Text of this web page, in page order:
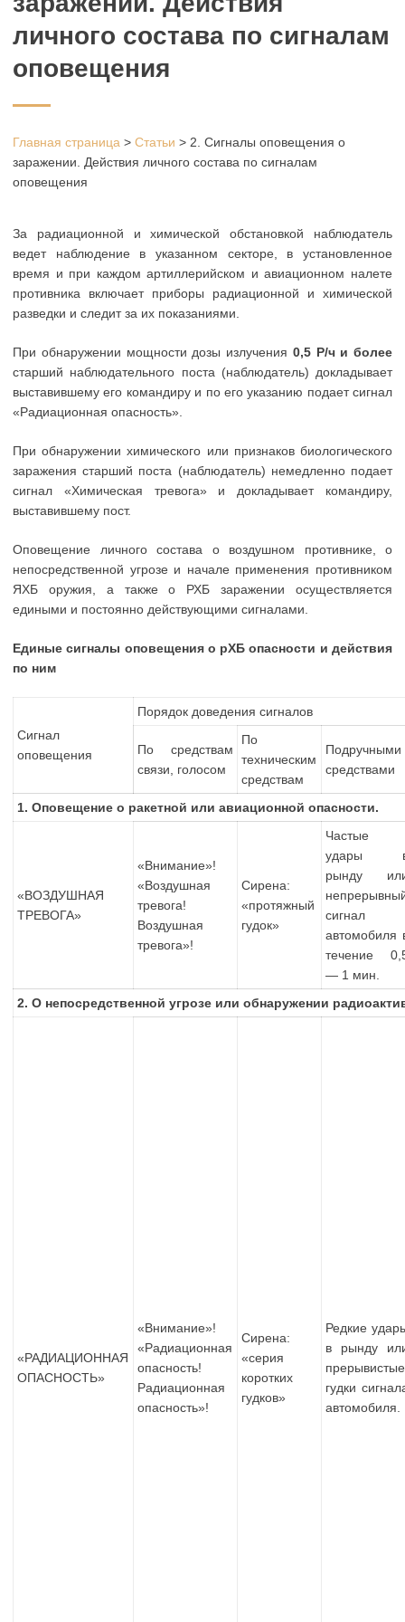
личного состава по сигналам
оповещения
Главная страница > Статьи > 2. Сигналы оповещения о
заражении. Действия личного состава по сигналам
оповещения
За радиационной и химической обстановкой наблюдатель
ведет наблюдение в указанном секторе, в установленное
время и при каждом артиллерийском и авиационном налете
противника включает приборы радиационной и химической
разведки и следит за их показаниями.
При обнаружении мощности дозы излучения 0,5 Р/ч и более
старший наблюдательного поста (наблюдатель) докладывает
выставившему его командиру и по его указанию подает сигнал
«Радиационная опасность».
При обнаружении химического или признаков биологического
заражения старший поста (наблюдатель) немедленно подает
сигнал «Химическая тревога» и докладывает командиру,
выставившему пост.
Оповещение личного состава о воздушном противнике, о
непосредственной угрозе и начале применения противником
ЯХБ оружия, а также о РХБ заражении осуществляется
едиными и постоянно действующими сигналами.
Единые сигналы оповещения о рХБ опасности и действия
по ним
Сигнал
оповещения
Порядок доведения сигналов
По средствам
связи, голосом
По
техническим
средствам
Подручными
средствами
1. Оповещение о ракетной или авиационной опасности.
«ВОЗДУШНАЯ
ТРЕВОГА»
«Внимание»!
«Воздушная
тревога!
Воздушная
тревога»!
Сирена:
«протяжный
гудок»
Частые
удары
рынду
сигнал
автомобиля
течение
— 1 мин.
2. О непосредственной угрозе или обнаружении
«РАДИАЦИОННАЯ
ОПАСНОСТЬ»
«Внимание»!
«Радиационная
опасность!
Радиационная
опасность»!
Сирена:
«серия
коротких
гудков»
Редкие
в рынду
прерывистые
гудки
автомобиля.